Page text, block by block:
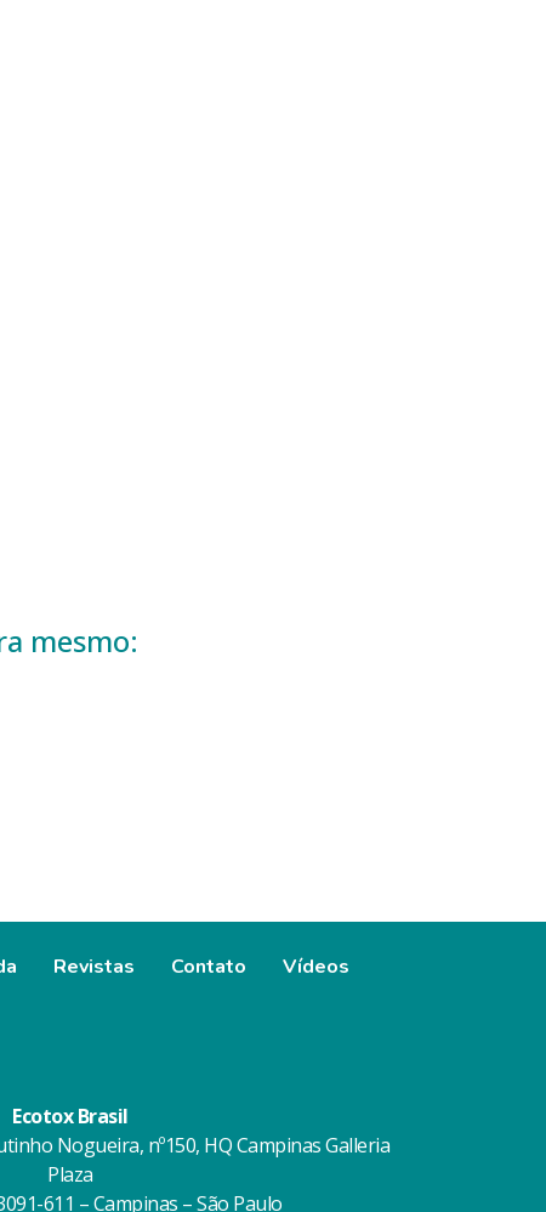
mesmo:
Revistas Contato Vídeos
Ecotox Brasil
Nogueira, nº150, HQ Campinas Galleria
Plaza
611 – Campinas – São Paulo